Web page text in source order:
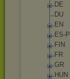
DE
DU
EN
ES-
FIN
FR
GR
HUN